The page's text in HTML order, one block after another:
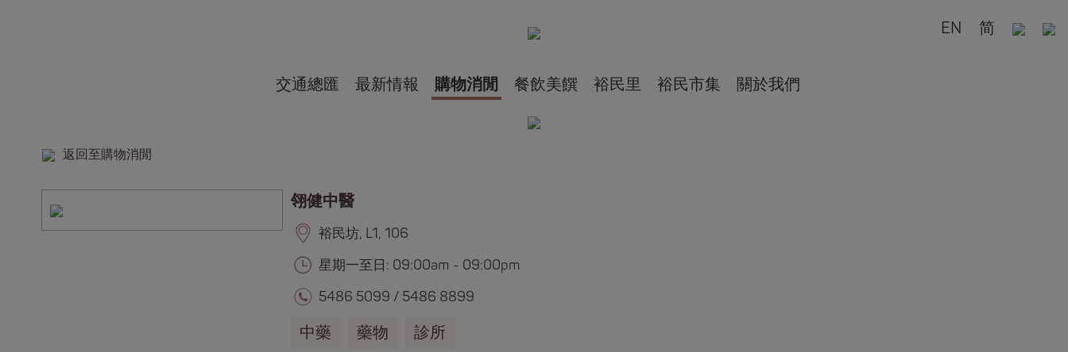
EN 简
交通總匯 最新情報 購物消閒 餐飲美饌 裕民里 裕民市集 關於我們
返回至購物消閒
翎健中醫
裕民坊, L1, 106
星期一至日: 09:00am - 09:00pm
5486 5099 / 5486 8899
中藥 藥物 診所